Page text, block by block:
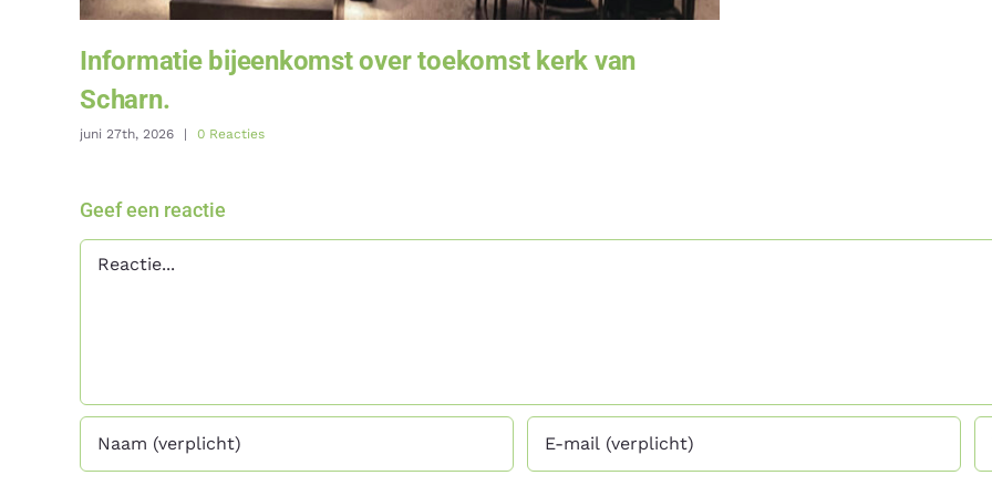
Informatie bijeenkomst over toekomst kerk van
Scharn.
juni 27th, 2026 | 0 Reacties
Geef een reactie